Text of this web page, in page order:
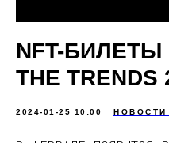
NFT-
THE TRENDS
2024-01-25 10:00 НОВОСТИ